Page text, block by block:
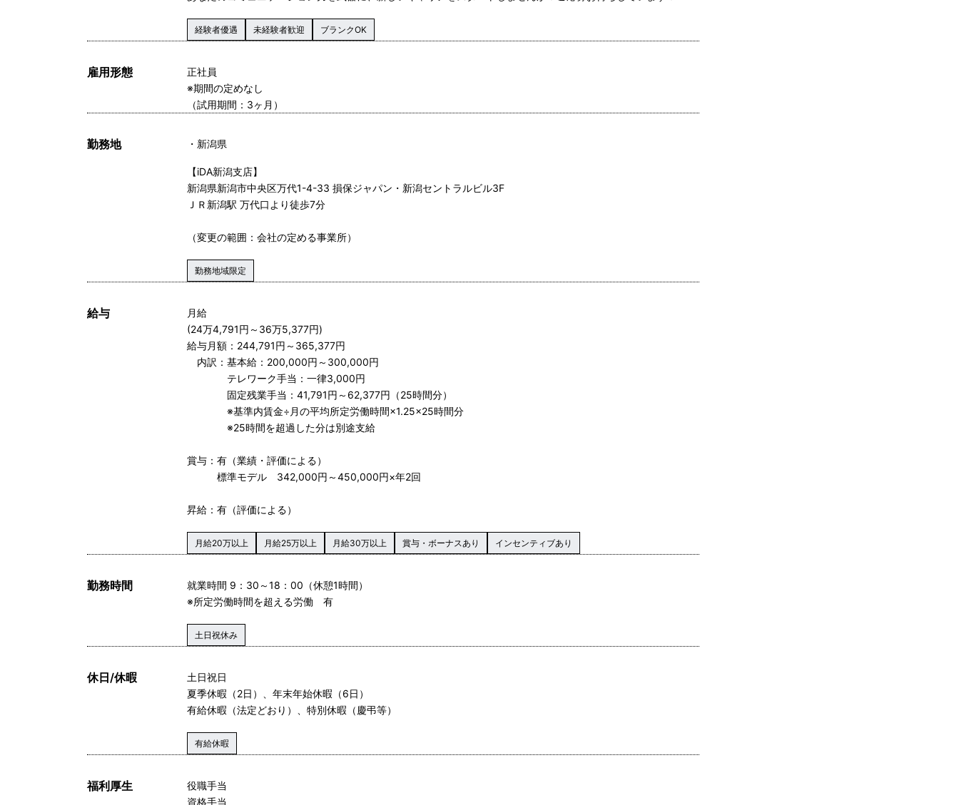
経験者優遇 未経験者歓迎 ブランクOK
雇用形態
正社員
※期間の定めなし
（試用期間：3ヶ月）
勤務地 新潟県
【iDA新潟支店】
新潟県新潟市中央区万代1-4-33 損保ジャパン・新潟セントラルビル3F
ＪＲ新潟駅 万代口より徒歩7分
（変更の範囲：会社の定める事業所）
勤務地域限定
給与
月給
(24万4,791円～36万5,377円)
給与月額：244,791円～365,377円
内訳：基本給：200,000円～300,000円
テレワーク手当：一律3,000円
固定残業手当：41,791円～62,377円（25時間分）
※基準内賃金÷月の平均所定労働時間×1.25×25時間分
※25時間を超過した分は別途支給
賞与：有（業績・評価による）
標準モデル 342,000円～450,000円×年2回
昇給：有（評価による）
月給20万以上 月給25万以上 月給30万以上 賞与・ボーナスあり インセンティブあり
勤務時間
就業時間 9：30～18：00（休憩1時間）
※所定労働時間を超える労働 有
土日祝休み
休日/休暇
土日祝日
夏季休暇（2日）、年末年始休暇（6日）
有給休暇（法定どおり）、特別休暇（慶弔等）
有給休暇
福利厚生
役職手当
資格手当